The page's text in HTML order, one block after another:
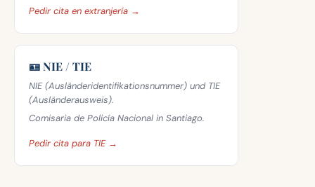
Pedir cita en extranjería →
🪪 NIE / TIE
NIE (Ausländeridentifikationsnummer) und TIE
(Ausländerausweis).
Comisaria de Policía Nacional in Santiago.
Pedir cita para TIE →